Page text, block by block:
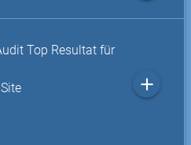
Top Resultat für
add